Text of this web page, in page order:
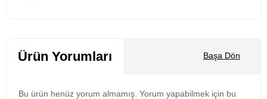
Ürün Yorumları Başa Dön
Bu ürün henüz yorum almamış. Yorum yapabilmek için bu